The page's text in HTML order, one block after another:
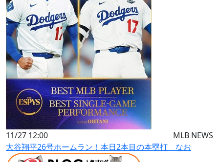
11/27 12:00
MLB NEWS
大谷翔平26号ホームラン！本日2本目の本塁打 なお